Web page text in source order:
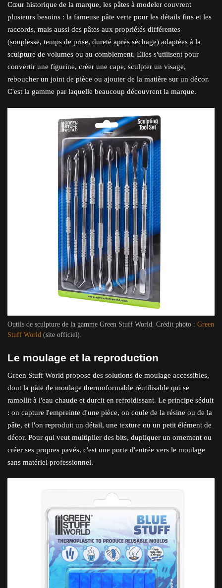
Cœur historique de la marque, les pâtes à modeler couvrent
plusieurs besoins : la fameuse pâte verte pour les détails fins et les
raccords, mais aussi des pâtes aux propriétés différentes
(souplesse, temps de prise, dureté après séchage) adaptées à la
sculpture de volumes ou au comblement. Elles s'utilisent pour
convertir une figurine, créer une cape, sculpter un visage,
reboucher un joint de pièce ou ajouter de la matière sur un décor.
C'est la gamme par laquelle beaucoup découvrent la marque.
Outils de sculpture de la gamme Green Stuff World. Crédit photo : Green
Stuff World (site officiel).
Le moulage et la reproduction
Green Stuff World propose des solutions de moulage accessibles,
dont la pâte de moulage thermoformable réutilisable qui se
ramollit à l'eau chaude et durcit en refroidissant. Le principe séduit
: on capture l'empreinte d'une pièce, on coule de la résine ou de la
pâte, et l'on reproduit un détail, une texture ou un petit élément de
décor. Pour qui veut multiplier des bits, dupliquer un ornement ou
créer ses propres pavés, c'est une porte d'entrée vers le moulage
sans matériel professionnel.